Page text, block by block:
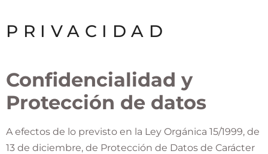
PRIVACIDAD
Confidencialidad y
Protección de datos
A efectos de lo previsto en la Ley Orgánica 15/1999, de
13 de diciembre, de Protección de Datos de Carácter